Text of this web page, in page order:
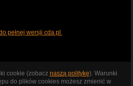
pełnej wersji cda.pl
cookie (zobacz naszą politykę). Warunki
do plików cookies możesz zmienić w